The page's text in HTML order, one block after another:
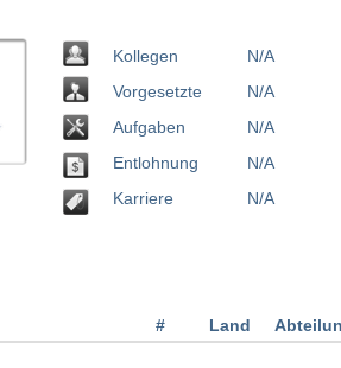
Kollegen
Vorgesetzte
Aufgaben
Entlohnung
Karriere
N/A
N/A
N/A
N/A
N/A
# Land